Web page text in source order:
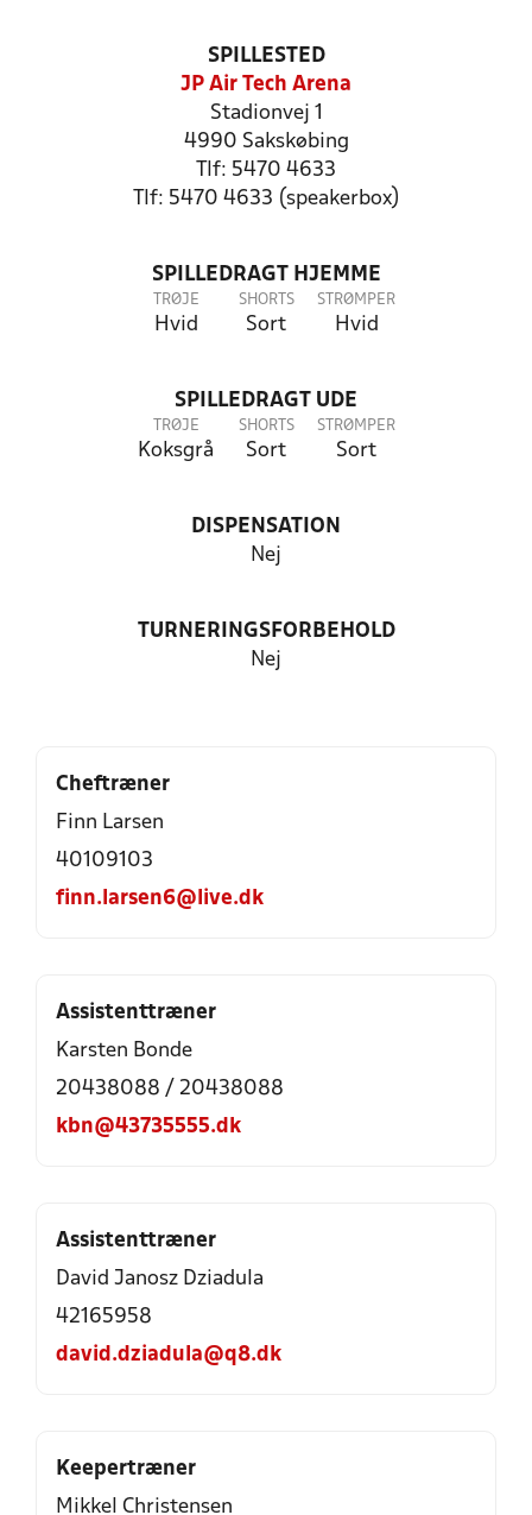
SPILLESTED
JP Air Tech Arena
Stadionvej 1
4990 Sakskøbing
Tlf: 5470 4633
Tlf: 5470 4633 (speakerbox)
SPILLEDRAGT HJEMME
TRØJE
Hvid
SHORTS
Sort
STRØMPER
Hvid
SPILLEDRAGT UDE
TRØJE
Koksgrå
SHORTS
Sort
STRØMPER
Sort
DISPENSATION
Nej
TURNERINGSFORBEHOLD
Nej
Cheftræner
Finn Larsen
40109103
finn.larsen6@live.dk
Assistenttræner
Karsten Bonde
20438088 / 20438088
kbn@43735555.dk
Assistenttræner
David Janosz Dziadula
42165958
david.dziadula@q8.dk
Keepertræner
Mikkel Christensen